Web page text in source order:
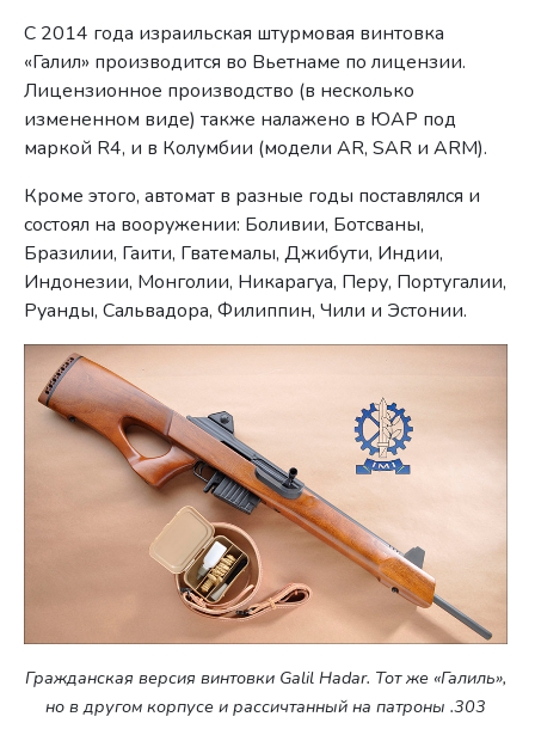
С 2014 года израильская штурмовая винтовка
«Галил» производится во Вьетнаме по лицензии.
Лицензионное производство (в несколько
измененном виде) также налажено в ЮАР под
маркой R4, и в Колумбии (модели AR, SAR и ARM).
Кроме этого, автомат в разные годы поставлялся и
состоял на вооружении: Боливии, Ботсваны,
Бразилии, Гаити, Гватемалы, Джибути, Индии,
Индонезии, Монголии, Никарагуа, Перу, Португалии,
Руанды, Сальвадора, Филиппин, Чили и Эстонии.
Гражданская версия винтовки Galil Hadar. Тот же «Галиль»,
но в другом корпусе и рассичтанный на патроны .303